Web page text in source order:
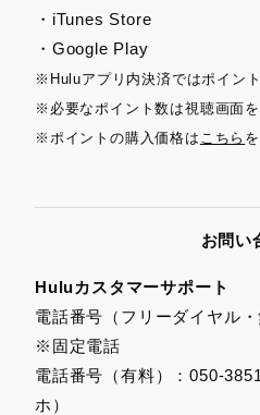
・iTunes Store
・Google Play
※Huluアプリ内決済ではポイン
※必要なポイント数は視聴画面を
※ポイントの購入価格は こちら
お問い
Huluカスタマーサポート
電話番号（フリーダイヤル
※固定電話
電話番号（有料）：050-
ホ）